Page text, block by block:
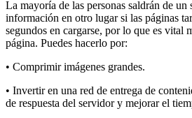
La mayoría de las personas saldrán de un
información en otro lugar si las páginas
segundos en cargarse, por lo que es vital
página. Puedes hacerlo por:
• Comprimir imágenes grandes.
• Invertir en una red de entrega de
de respuesta del servidor y mejorar el